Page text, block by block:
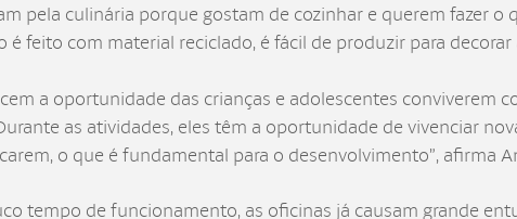
pela culinária porque gostam de cozinhar e querem fazer o
é feito com material reciclado, é fácil de produzir para decorar
a oportunidade das crianças e adolescentes conviverem
as atividades, eles têm a oportunidade de vivenciar
o que é fundamental para o desenvolvimento”, afirma
tempo de funcionamento, as oficinas já causam grande